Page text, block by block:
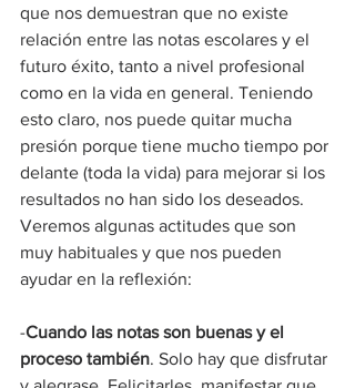
que nos demuestran que no existe
relación entre las notas escolares y el
futuro éxito, tanto a nivel profesional
como en la vida en general. Teniendo
esto claro, nos puede quitar mucha
presión porque tiene mucho tiempo por
delante (toda la vida) para mejorar si los
resultados no han sido los deseados.
Veremos algunas actitudes que son
muy habituales y que nos pueden
ayudar en la reflexión:
-Cuando las notas son buenas y el
proceso también. Solo hay que disfrutar